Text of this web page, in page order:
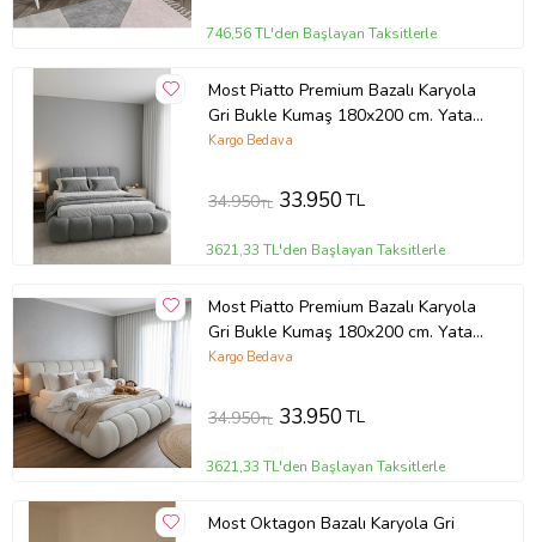
746,56 TL'den Başlayan Taksitlerle
Most Piatto Premium Bazalı Karyola
Gri Bukle Kumaş 180x200 cm. Yatak
İçindir (Evinize Teslim) (Tatlı Gri)
Kargo Bedava
34.950TL 33.950TL
3621,33 TL'den Başlayan Taksitlerle
Most Piatto Premium Bazalı Karyola
Gri Bukle Kumaş 180x200 cm. Yatak
İçindir (Evinize Teslim) (Tatlı Beyaz)
Kargo Bedava
34.950TL 33.950TL
3621,33 TL'den Başlayan Taksitlerle
Most Oktagon Bazalı Karyola Gri